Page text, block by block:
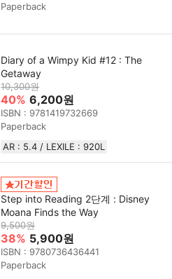
Paperback
Diary of a Wimpy Kid #12 : The
Getaway
10,300원
40% 6,200원
ISBN : 9781419732669
Paperback
AR : 5.4 / LEXILE : 920L
Step into Reading 2단계 : Disney
Moana Finds the Way
9,500원
38% 5,900원
ISBN : 9780736436441
Paperback